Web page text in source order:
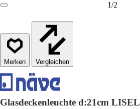
1/2
Vergleichen
Glasdeckenleuchte d:21cm LISEL